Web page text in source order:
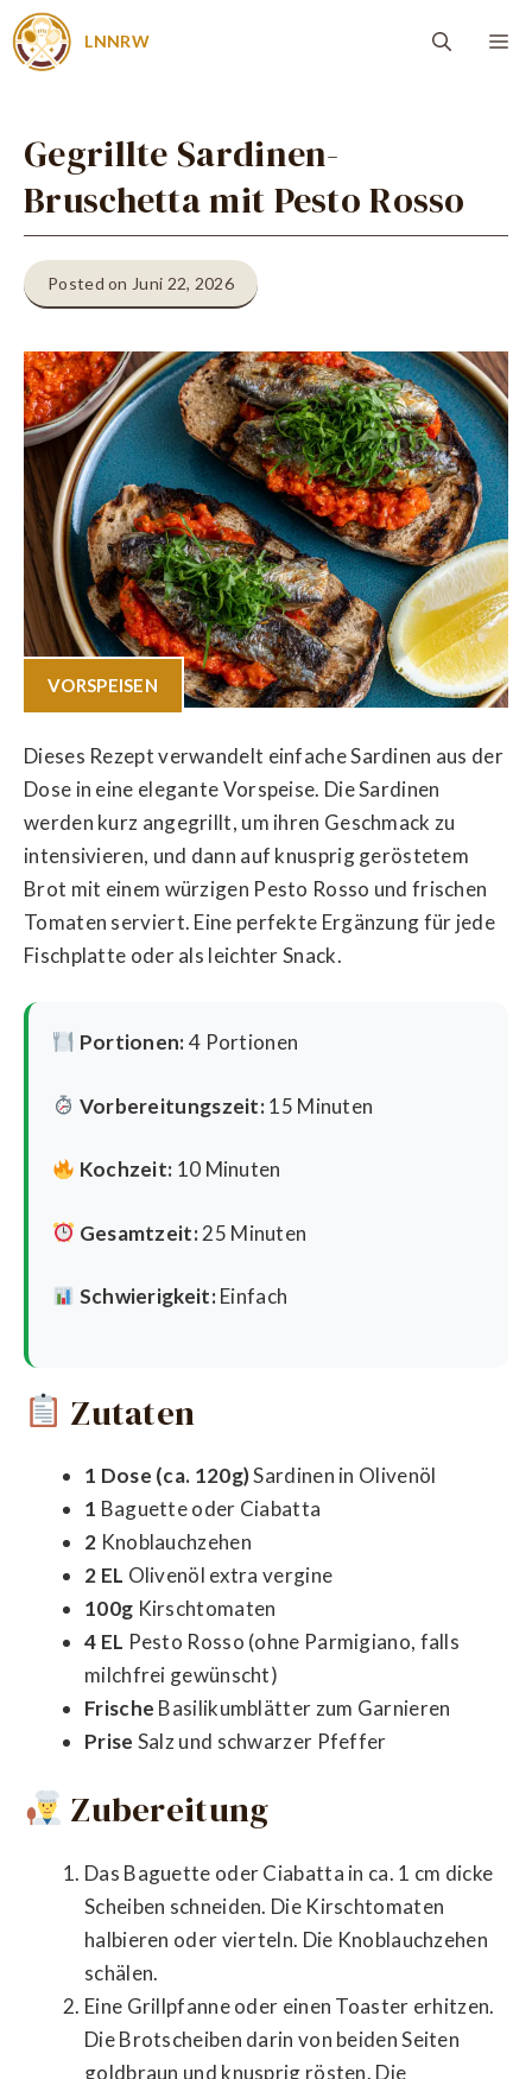
Zum
Inhalt
LNNRW
Gegrillte Sardinen-
Bruschetta mit Pesto Rosso
Posted on Juni 22, 2026
VORSPEISEN
Dieses Rezept verwandelt einfache Sardinen aus der
Dose in eine elegante Vorspeise. Die Sardinen
werden kurz angegrillt, um ihren Geschmack zu
intensivieren, und dann auf knusprig geröstetem
Brot mit einem würzigen Pesto Rosso und frischen
Tomaten serviert. Eine perfekte Ergänzung für jede
Fischplatte oder als leichter Snack.
Portionen:4 Portionen
Vorbereitungszeit:15 Minuten
Kochzeit: 10 Minuten
Gesamtzeit:25 Minuten
Schwierigkeit:Einfach
Zutaten
1 Dose (ca. 120g)Sardinen in Olivenöl
1 Baguette oder Ciabatta
2 Knoblauchzehen
2 EL Olivenöl extra vergine
100g Kirschtomaten
4 EL Pesto Rosso (ohne Parmigiano, falls
milchfrei gewünscht)
Frische Basilikumblätter zum Garnieren
Prise Salz und schwarzer Pfeffer
Zubereitung
Das Baguette oder Ciabatta in ca. 1 cm dicke
Scheiben schneiden. Die Kirschtomaten
halbieren oder vierteln. Die Knoblauchzehen
schälen.
Eine Grillpfanne oder einen Toaster erhitzen.
Die Brotscheiben darin von beiden Seiten
goldbraun und knusprig rösten. Die